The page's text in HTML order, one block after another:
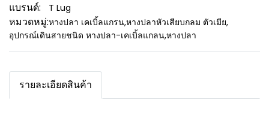
แบรนด์:
T Lug
หมวดหมู่:หางปลา เคเบิ้ลแกรน,หางปลาหัวเสียบกลม ตัวเมีย,
อุปกรณ์เดินสายชนิด หางปลา-เคเบิ้ลแกลน,หางปลา
รายละเอียดสินค้า